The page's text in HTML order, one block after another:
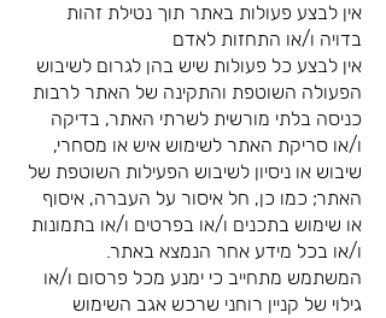
אין לבצע פעולות באתר תוך נטילת זהות
בדויה ו/או התחזות לאדם
אין לבצע כל פעולות שיש בהן לגרום לשיבוש
הפעולה השוטפת והתקינה של האתר לרבות
כניסה בלתי מורשית לשרתי האתר, בדיקה
ו/או סריקת האתר לשימוש איש או מסחרי,
שיבוש או ניסיון לשיבוש הפעילות השוטפת של
האתר; כמו כן, חל איסור על העברה, איסוף
או שימוש בתכנים ו/או בפרטים ו/או בתמונות
ו/או בכל מידע אחר הנמצא באתר.
המשתמש מתחייב כי ימנע מכל פרסום ו/או
גילוי של קניין רוחני שרכש אגב השימוש